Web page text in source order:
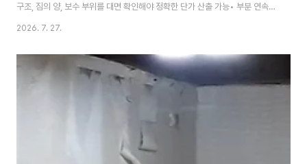
구조, 짐의 양, 보수 부위를 대면 확인해야 정확한 단가 산출 가능• 부분 연속
공정: 전체를 비울 수 없는 살림집은 '방 단위'로 가구를 이동하며 순차 마감하
소화하는 원스톱 올 인테리어 방식으로 불필요한 대기 인건비 절감아파트 리모
델링을 계획할 때 가장 먼저 맞닥뜨리는 공정이 도배, 장판, 그리고 페인트입니
다. 특히 빈 집이 아니라 가구와 짐이 그대로 있는 '거주 중인 살림집' 공사는 치
밀한 공정 설계와 작업 동선 확보가 품질을 좌우합니다. 이번 현장은 친정부..
2026. 7. 27.